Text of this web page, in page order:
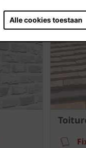
Alle cookies toestaan